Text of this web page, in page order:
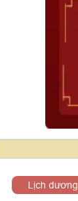
Lịch dương